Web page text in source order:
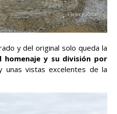
y del original solo queda la
homenaje y su división por
unas vistas excelentes de la